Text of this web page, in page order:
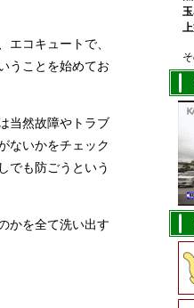
エコキュートで、
うことを始めてお
当然故障やトラブ
ないかをチェック
でも防ごうという
かを全て洗い出す
熊
自